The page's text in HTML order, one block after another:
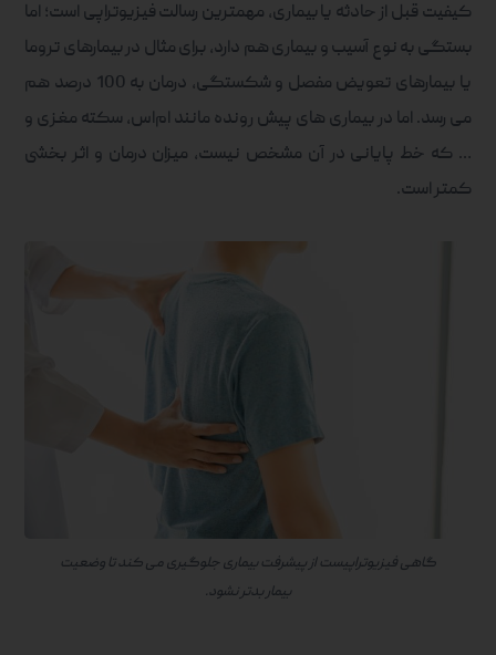
کیفیت قبل از حادثه یا بیماری، مهمترین رسالت فیزیوتراپی است؛ اما
بستگی به نوع آسیب و بیماری هم دارد، برای مثال در بیمارهای تروما
یا بیمارهای تعویض مفصل و شکستگی، درمان به 100 درصد هم
می رسد. اما در بیماری های پیش رونده مانند ام‌اس، سکته مغزی و
… که خط پایانی در آن مشخص نیست، میزان درمان و اثر بخشی
کمتر است.
گاهی فیزیوتراپیست از پیشرفت بیماری جلوگیری می کند تا وضعیت
بیمار بدتر نشود.